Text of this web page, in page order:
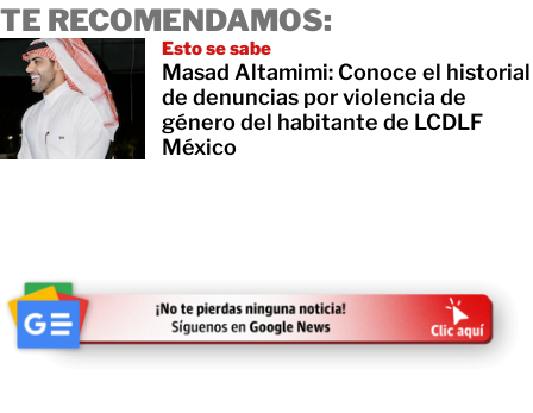
TE RECOMENDAMOS:
Esto se sabe
Masad Altamimi: Conoce el historial
de denuncias por violencia de
género del habitante de LCDLF
México